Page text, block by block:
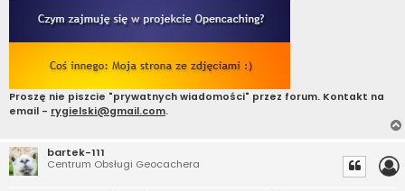
Proszę nie piszcie "prywatnych wiadomości" przez forum. Kontakt na
email - rygielski@gmail.com.
bartek-111
Centrum Obsługi Geocachera